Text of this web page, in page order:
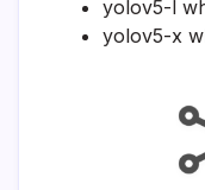
yolov5-l
yolov5-x